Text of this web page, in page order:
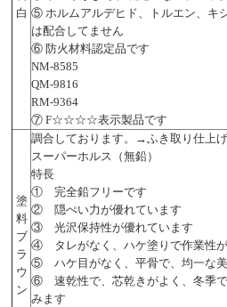
白 ⑤ ホルムアルデヒド、トルエン、キ
は配合してません
⑥ 防火材料認定品です
NM-8585
QM-9816
RM-9364
⑦ F☆☆☆☆表示製品です
塗
料
ブ
ラ
ウ
ン
調合しております。→ふき取り仕上
スーパーホルス（無鉛）
特長
① 完全鉛フリーです
② 隠ぺい力が優れています
③ 光沢保持性が優れています
④ タレがなく、ハケ塗りで作業性
⑤ ハケ目がなく、平骨で、均一な
⑥ 速乾性で、芯乾きがよく、冬季
みます